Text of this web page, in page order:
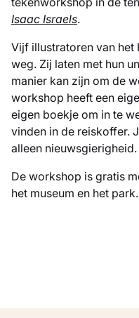
Isaac Israels.
Vijf illustratoren van het
weg. Zij laten met hun
manier kan zijn om de
workshop heeft een
eigen boekje om in te
vinden in de reiskoffer.
alleen nieuwsgierigheid.
De workshop is gratis
het museum en het park.